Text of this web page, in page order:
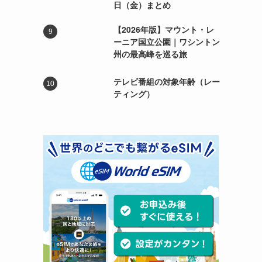
日（金）まとめ
【2026年版】マウント・レ
ーニア国立公園｜ワシントン
州の最高峰を巡る旅
テレビ番組の対象年齢（レー
ティング）